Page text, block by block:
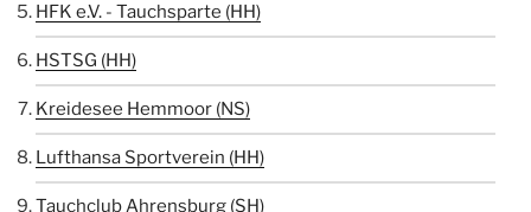
HFK e.V. - Tauchsparte (HH)
HSTSG (HH)
Kreidesee Hemmoor (NS)
Lufthansa Sportverein (HH)
Tauchclub Ahrensburg (SH)